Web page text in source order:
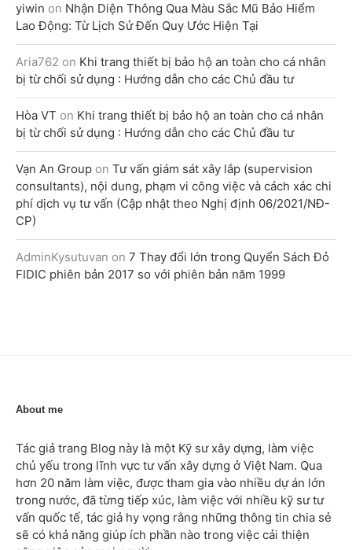
yiwin on Nhận Diện Thông Qua Màu Sắc Mũ Bảo Hiểm
Lao Động: Từ Lịch Sử Đến Quy Ước Hiện Tại
Aria762 on Khi trang thiết bị bảo hộ an toàn cho cá nhân
bị từ chối sử dụng : Hướng dẫn cho các Chủ đầu tư
Hòa VT on Khi trang thiết bị bảo hộ an toàn cho cá nhân
bị từ chối sử dụng : Hướng dẫn cho các Chủ đầu tư
Vạn An Group on Tư vấn giám sát xây lắp (supervision
consultants), nội dung, phạm vi công việc và cách xác chi
phí dịch vụ tư vấn (Cập nhật theo Nghị định 06/2021/NĐ-
CP)
AdminKysutuvan on 7 Thay đổi lớn trong Quyển Sách Đỏ
FIDIC phiên bản 2017 so với phiên bản năm 1999
About me
Tác giả trang Blog này là một Kỹ sư xây dựng, làm việc
chủ yếu trong lĩnh vực tư vấn xây dựng ở Việt Nam. Qua
hơn 20 năm làm việc, được tham gia vào nhiều dự án lớn
trong nước, đã từng tiếp xúc, làm việc với nhiều kỹ sư tư
vấn quốc tế, tác giả hy vọng rằng những thông tin chia sẻ
sẽ có khả năng giúp ích phần nào trong việc cải thiện